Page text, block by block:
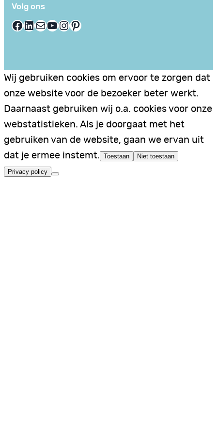
Volg ons
Facebook LinkedIn E-mail YouTube InstagramPinterest
Wij gebruiken cookies om ervoor te zorgen dat
onze website voor de bezoeker beter werkt.
Daarnaast gebruiken wij o.a. cookies voor onze
webstatistieken. Als je doorgaat met het
gebruiken van de website, gaan we ervan uit
dat je ermee instemt. Toestaan Niet toestaan
Privacy policy